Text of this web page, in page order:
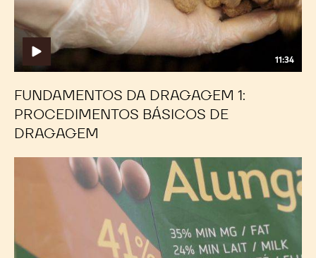
11:34
Básicos
de
Dragagem
FUNDAMENTOS DA DRAGAGEM 1:
PROCEDIMENTOS BÁSICOS DE
DRAGAGEM
Básicos
de
Dragagem
Fundamentos
Chocolate
para
Fundamentos
Chocolate
para